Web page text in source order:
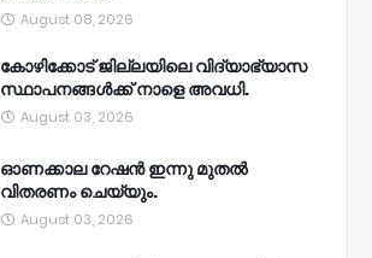
August 08, 2026
കോഴിക്കോട് ജില്ലയിലെ വിദ്യാഭ്യാസ
സ്ഥാപനങ്ങൾക്ക് നാളെ അവധി.
August 03, 2026
ഓണക്കാല റേഷൻ ഇന്നു മുതല്‍
വിതരണം ചെയ്യും.
August 03, 2026